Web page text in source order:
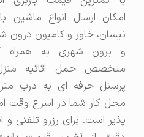
امکان ارسال انواع ماشین باربری
نیسان، خاور و کامیون درون شهری
و برون شهری به همراه کارگر
متخصص حمل اثاثیه منزل و
پرسنل حرفه ای به درب منزل و
محل کار شما در اسرع وقت امکان
پذیر است. برای رزرو تلفنی و اطلاع